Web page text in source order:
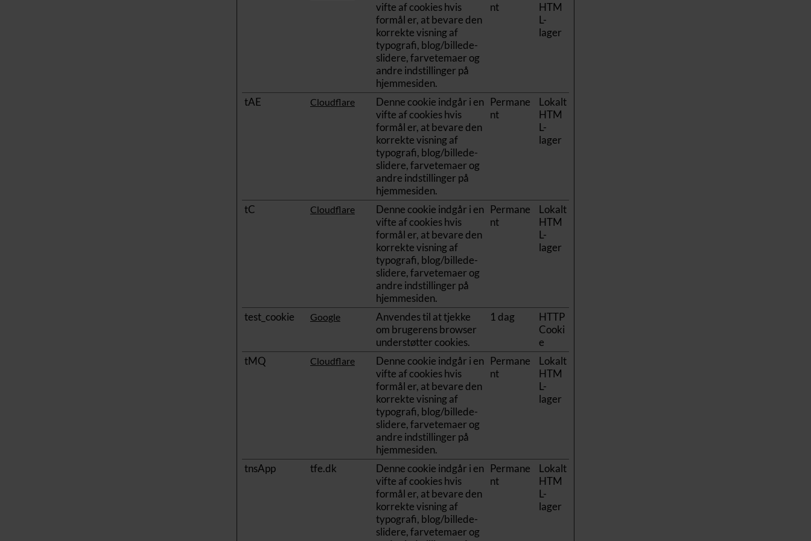
vifte af cookies hvis
formål er, at bevare den
korrekte visning af
typografi, blog/billede-
slidere, farvetemaer og
andre indstillinger på
hjemmesiden.
nt
HTM
L-
lager
tAE Cloudflare
Denne cookie indgår i en
vifte af cookies hvis
formål er, at bevare den
korrekte visning af
typografi, blog/billede-
slidere, farvetemaer og
andre indstillinger på
hjemmesiden.
Permane
nt
Lokalt
HTM
L-
lager
tC Cloudflare
Denne cookie indgår i en
vifte af cookies hvis
formål er, at bevare den
korrekte visning af
typografi, blog/billede-
slidere, farvetemaer og
andre indstillinger på
hjemmesiden.
Permane
nt
Lokalt
HTM
L-
lager
test_cookie Google
Anvendes til at tjekke
om brugerens browser
understøtter cookies.
1 dag
HTTP
Cooki
e
tMQ
Cloudflare
Denne cookie indgår i en
vifte af cookies hvis
formål er, at bevare den
korrekte visning af
typografi, blog/billede-
slidere, farvetemaer og
andre indstillinger på
hjemmesiden.
Permane
nt
Lokalt
HTM
L-
lager
tnsApp tfe.dk
Denne cookie indgår i en
vifte af cookies hvis
formål er, at bevare den
korrekte visning af
typografi, blog/billede-
slidere, farvetemaer og
Permane
nt
Lokalt
HTM
L-
lager